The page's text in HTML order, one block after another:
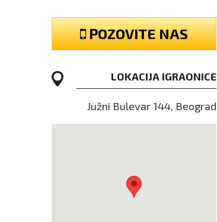
POZOVITE NAS
LOKACIJA IGRAONICE
Južni Bulevar 144, Beograd